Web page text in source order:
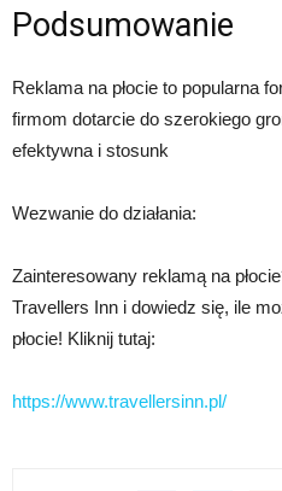
Podsumowanie
Reklama na płocie to popularna
firmom dotarcie do szerokiego
efektywna i stosunk
Wezwanie do działania:
Zainteresowany reklamą na
Travellers Inn i dowiedz się, ile
płocie! Kliknij tutaj:
https://www.travellersinn.pl/